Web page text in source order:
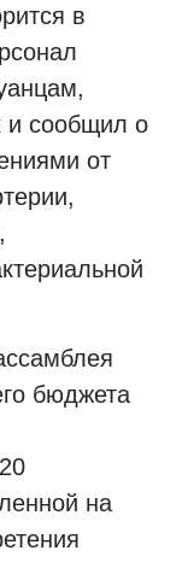
в
и сообщил о
от
бюджета
на